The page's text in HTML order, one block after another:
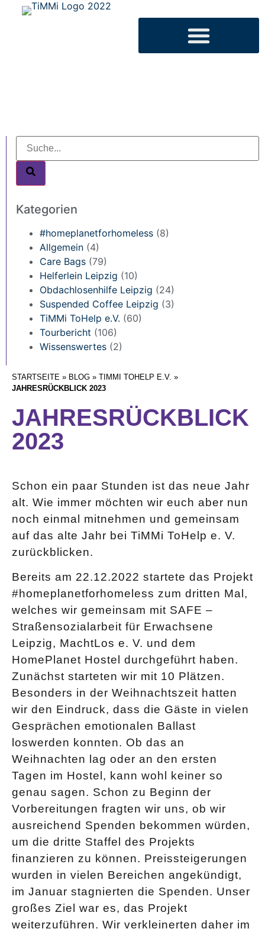
STARTSEITE » BLOG » TIMMI TOHELP E.V. »
JAHRESRÜCKBLICK 2023
JAHRESRÜCKBLICK
2023
Schon ein paar Stunden ist das neue Jahr
alt. Wie immer möchten wir euch aber nun
noch einmal mitnehmen und gemeinsam
auf das alte Jahr bei TiMMi ToHelp e. V.
zurückblicken.
Bereits am 22.12.2022 startete das Projekt
#homeplanetforhomeless zum dritten Mal,
welches wir gemeinsam mit SAFE –
Straßensozialarbeit für Erwachsene
Leipzig, MachtLos e. V. und dem
HomePlanet Hostel durchgeführt haben.
Zunächst starteten wir mit 10 Plätzen.
Besonders in der Weihnachtszeit hatten
wir den Eindruck, dass die Gäste in vielen
Gesprächen emotionalen Ballast
loswerden konnten. Ob das an
Weihnachten lag oder an den ersten
Tagen im Hostel, kann wohl keiner so
genau sagen. Schon zu Beginn der
Vorbereitungen fragten wir uns, ob wir
ausreichend Spenden bekommen würden,
um die dritte Staffel des Projekts
finanzieren zu können. Preissteigerungen
wurden in vielen Bereichen angekündigt,
im Januar stagnierten die Spenden. Unser
großes Ziel war es, das Projekt
weiterzuführen. Wir verkleinerten daher im
Kategorien
#homeplanetforhomeless (8)
Allgemein (4)
Care Bags (79)
Helferlein Leipzig (10)
Obdachlosenhilfe Leipzig (24)
Suspended Coffee Leipzig (3)
TiMMi ToHelp e.V. (60)
Tourbericht (106)
Wissenswertes (2)